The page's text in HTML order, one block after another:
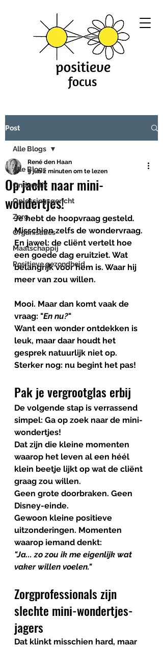
Post
Alle Blogs
Onderwijs
Oplossingsgericht
Zorg
Organisaties
Maatschappij
Positieve gezondheid
Alle Blogs
Op jacht naar mini-
wondertjes!
René den Haan
9 jun 2 minuten om te lezen
Je hebt de hoopvraag gesteld.
Misschien zelfs de wondervraag.
En jawel: de cliënt vertelt hoe
een goede dag eruitziet. Wat
belangrijk voor hem is. Waar hij
meer van zou willen.
Mooi. Maar dan komt vaak de
vraag: "En nu?"
Want een wonder ontdekken is
leuk, maar daar houdt het
gesprek natuurlijk niet op.
Sterker nog: nu begint het pas!
Pak je vergrootglas erbij
De volgende stap is verrassend
simpel: Ga op zoek naar de mini-
wondertjes!
Dat zijn die kleine momenten
waarop het leven al een héél
klein beetje lijkt op wat de cliënt
graag zou willen.
Geen grote doorbraken. Geen
Disney-einde.
Gewoon kleine positieve
uitzonderingen. Momenten
waarop iemand denkt:
"Ja... zo zou ik me eigenlijk wat
vaker willen voelen."
Zorgprofessionals zijn
slechte mini-wondertjes-
jagers
Dat klinkt misschien hard, maar